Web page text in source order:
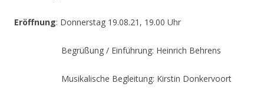
Eröffnung: Donnerstag 19.08.21, 19.00 Uhr
Begrüßung / Einführung: Heinrich Behrens
Musikalische Begleitung: Kirstin Donkervoort